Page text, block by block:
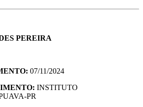
PEREIRA
07/11/2024
INSTITUTO
PR